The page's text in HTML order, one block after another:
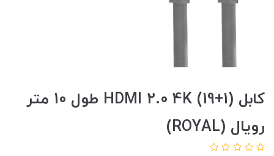
کابل HDMI 2.0 4K (19+1) طول 10 متر
رویال (ROYAL)